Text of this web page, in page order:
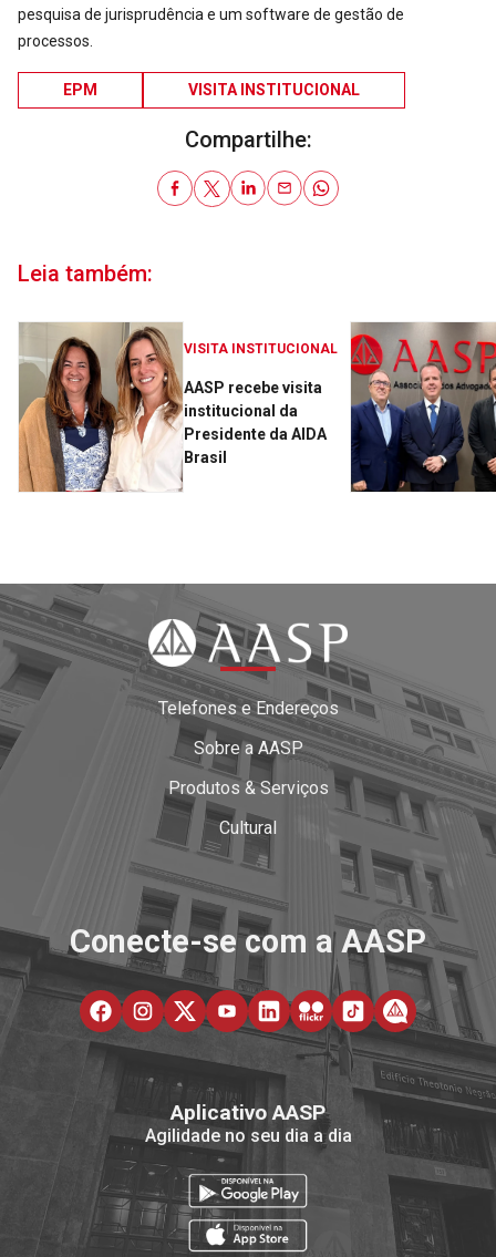
pesquisa de jurisprudência e um software de gestão de
processos.
EPM VISITA INSTITUCIONAL
Compartilhe:
Leia também:
VISITA INSTITUCIONAL
AASP recebe visita
institucional da
Presidente da AIDA
Brasil
Telefones e Endereços
Sobre a AASP
Produtos & Serviços
Cultural
Conecte-se com a AASP
Aplicativo AASP
Agilidade no seu dia a dia